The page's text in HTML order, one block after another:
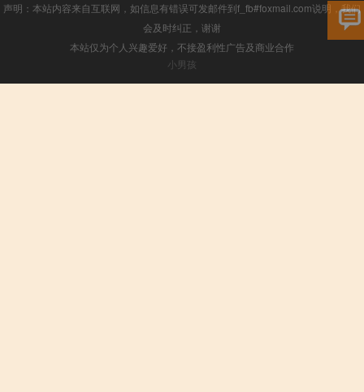
声明：本站内容来自互联网，如信息有错误可发邮件到f_fb#foxmail.com说明，我们
会及时纠正，谢谢
本站仅为个人兴趣爱好，不接盈利性广告及商业合作
小男孩